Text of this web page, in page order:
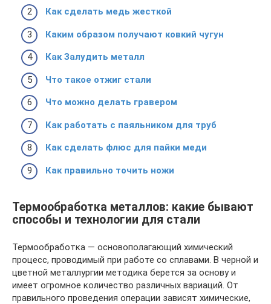
Как сделать медь жесткой
Каким образом получают ковкий чугун
Как Залудить металл
Что такое отжиг стали
Что можно делать гравером
Как работать с паяльником для труб
Как сделать флюс для пайки меди
Как правильно точить ножи
Термообработка металлов: какие бывают
способы и технологии для стали
Термообработка — основополагающий химический
процесс, проводимый при работе со сплавами. В черной и
цветной металлургии методика берется за основу и
имеет огромное количество различных вариаций. От
правильного проведения операции зависят химические,